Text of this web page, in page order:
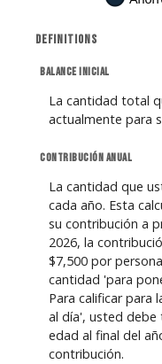
Definitions
Balance inicial
La cantidad total
actualmente para
Contribución Anual
La cantidad que
cada año. Esta
su contribución a
2026, la
$7,500 por
cantidad 'para
Para calificar para
al día', usted debe
edad al final del
contribución.